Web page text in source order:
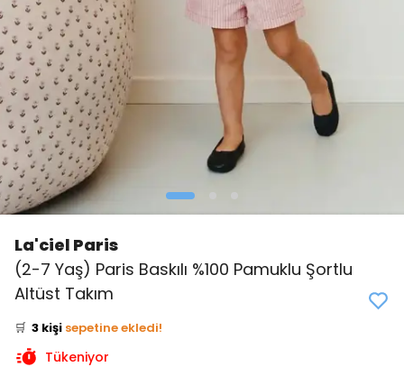
La'ciel Paris
(2-7 Yaş) Paris Baskılı %100 Pamuklu Şortlu
Altüst Takım
👀 Şu an2 kişi
🛒 3 kişi sepetine ekledi!
✅ Bugün 0 adet
Tükeniyor